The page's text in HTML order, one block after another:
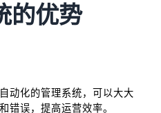
的优势
动化的管理系统，可以大大
错误，提高运营效率。